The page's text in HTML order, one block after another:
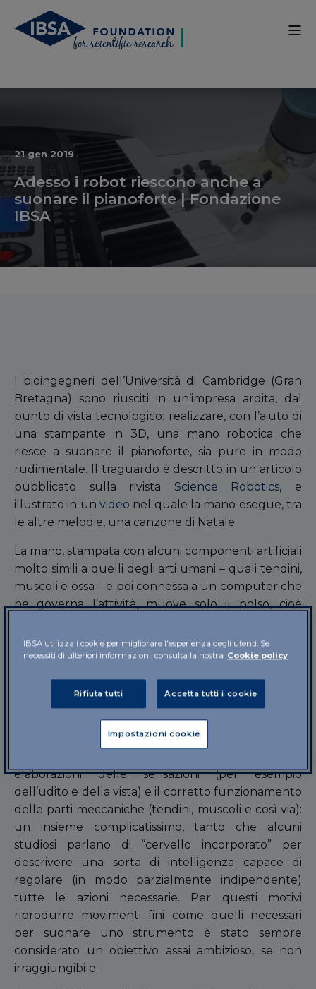
21 gen 2019
Adesso i robot riescono anche a
suonare il pianoforte | Fondazione
IBSA
I bioingegneri dell’Università di Cambridge (Gran
Bretagna) sono riusciti in un’impresa ardita, dal
punto di vista tecnologico: realizzare, con l’aiuto di
una stampante in 3D, una mano robotica che
riesce a suonare il pianoforte, sia pure in modo
rudimentale. Il traguardo è descritto in un articolo
pubblicato sulla rivista Science Robotics, e
illustrato in un video nel quale la mano esegue, tra
le altre melodie, una canzone di Natale.
La mano, stampata con alcuni componenti artificiali
molto simili a quelli degli arti umani – quali tendini,
muscoli e ossa – e poi connessa a un computer che
ne governa l’attività, muove solo il polso, cioè
sua capacità di rotazione e in generale di
movimento è talmente fine da poter riprodurre
, ben note ai musicisti.
La mano è uno dei punti di maggiore complessità
del corpo umano, e il suo movimento dipende dal
elaborazioni delle sensazioni (per esempio
dell’udito e della vista) e il corretto funzionamento
delle parti meccaniche (tendini, muscoli e così via):
un insieme complicatissimo, tanto che alcuni
studiosi parlano di “cervello incorporato” per
descrivere una sorta di intelligenza capace di
regolare (in modo parzialmente indipendente)
tutte le azioni necessarie. Per questi motivi
riprodurre movimenti fini come quelli necessari
per suonare uno strumento è stato sempre
considerato un obiettivo assai ambizioso, se non
irraggiungibile.
IBSA utilizza i cookie per migliorare l'esperienza degli utenti. Se
necessiti di ulteriori informazioni, consulta la nostra Cookie policy
Rifiuta tutti Accetta tutti i cookie
Impostazioni cookie